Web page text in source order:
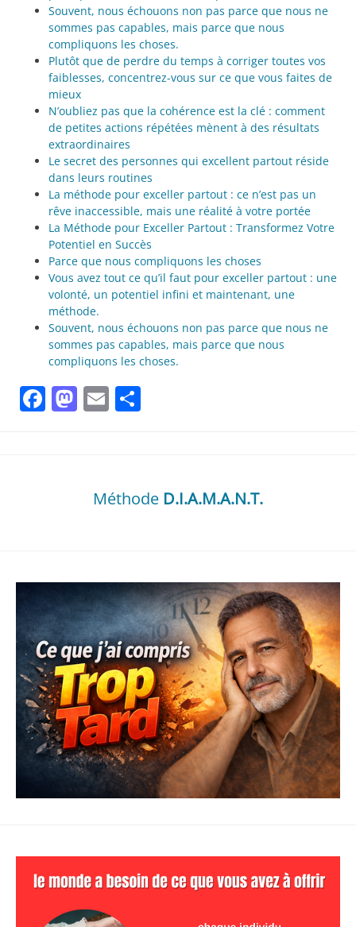
Souvent, nous échouons non pas parce que nous ne
sommes pas capables, mais parce que nous
compliquons les choses.
Plutôt que de perdre du temps à corriger toutes vos
faiblesses, concentrez-vous sur ce que vous faites de
mieux
N’oubliez pas que la cohérence est la clé : comment
de petites actions répétées mènent à des résultats
extraordinaires
Le secret des personnes qui excellent partout réside
dans leurs routines
La méthode pour exceller partout : ce n’est pas un
rêve inaccessible, mais une réalité à votre portée
La Méthode pour Exceller Partout : Transformez Votre
Potentiel en Succès
Parce que nous compliquons les choses
Vous avez tout ce qu’il faut pour exceller partout : une
volonté, un potentiel infini et maintenant, une
méthode.
Souvent, nous échouons non pas parce que nous ne
sommes pas capables, mais parce que nous
compliquons les choses.
Facebook
Mastodon
Email
Méthode D.I.A.M.A.N.T.